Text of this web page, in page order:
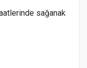
sağanak